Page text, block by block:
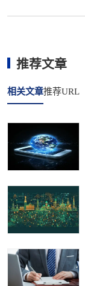
推荐文章
相关文章推荐URL